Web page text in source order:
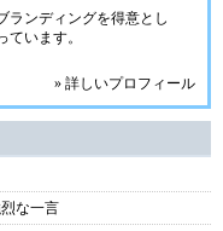
ランディングを得意とし
います。
» 詳しいプロフィール
な一言